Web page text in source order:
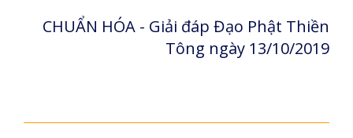
CHUẨN HÓA - Giải đáp Đạo Phật Thiền
Tông ngày 13/10/2019